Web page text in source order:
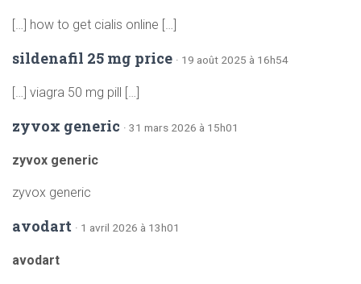
[…] how to get cialis online […]
sildenafil 25 mg price · 19 août 2025 à 16h54
[…] viagra 50 mg pill […]
zyvox generic · 31 mars 2026 à 15h01
zyvox generic
zyvox generic
avodart · 1 avril 2026 à 13h01
avodart